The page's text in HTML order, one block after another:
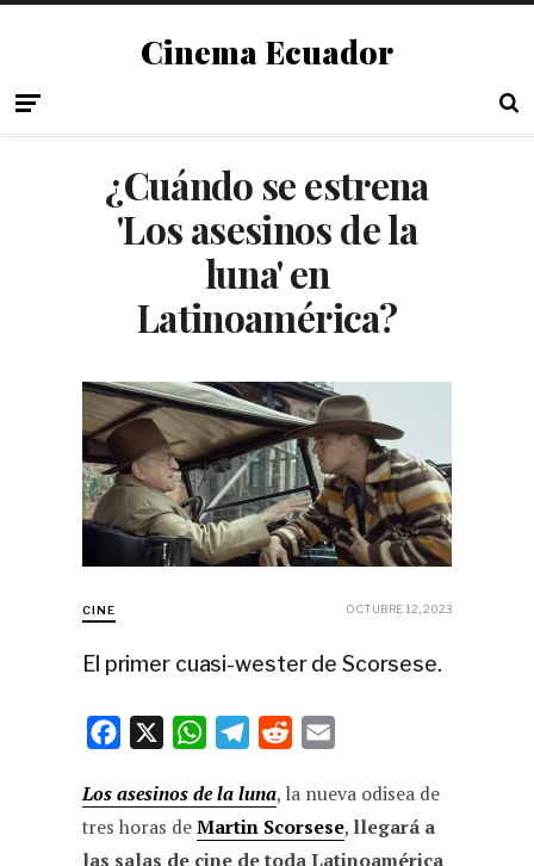
Cinema Ecuador
¿Cuándo se estrena
'Los asesinos de la
luna' en
Latinoamérica?
CINE OCTUBRE 12, 2023
El primer cuasi-wester de Scorsese.
c
e
W
a
t
T
l
e
d
d
a
i
Los asesinos de la luna, la nueva odisea de
tres horas deMartin Scorsese, llegará a